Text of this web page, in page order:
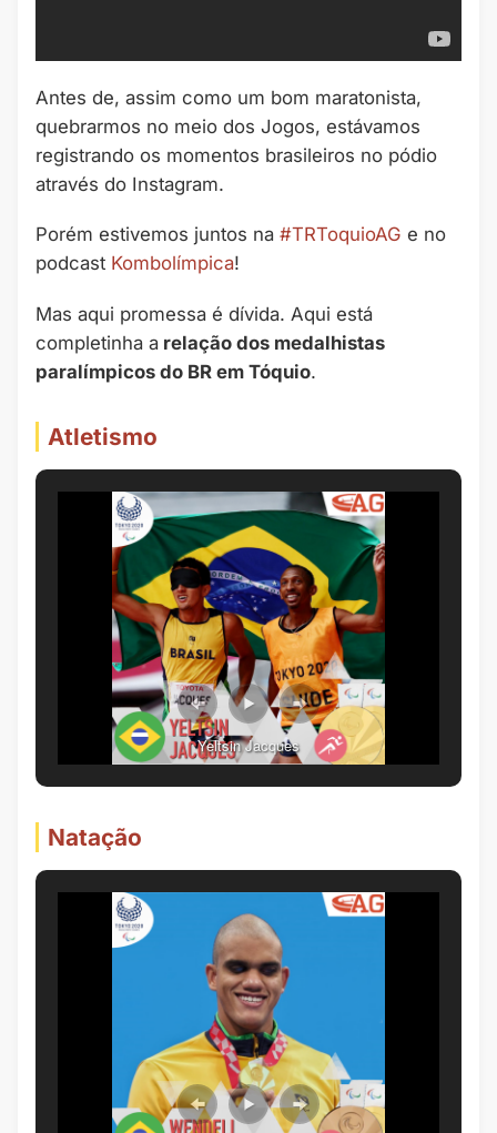
Antes de, assim como um bom maratonista,
quebrarmos no meio dos Jogos, estávamos
registrando os momentos brasileiros no pódio
através do Instagram.
Porém estivemos juntos na #TRToquioAG e no
podcast Kombolímpica!
Mas aqui promessa é dívida. Aqui está
completinha a relação dos medalhistas
paralímpicos do BR em Tóquio.
Atletismo
Yeltsin Jacques
Natação